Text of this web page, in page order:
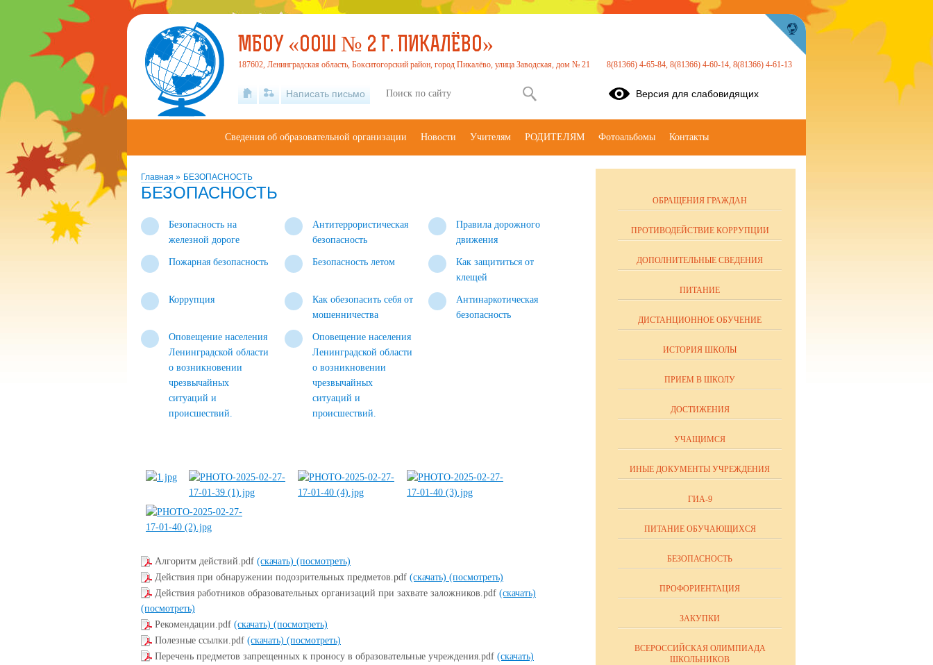
Главная » БЕЗОПАСНОСТЬ
БЕЗОПАСНОСТЬ
Безопасность на
железной дороге
Антитеррористическая
безопасность
Правила дорожного
движения
Пожарная безопасность Безопасность летом
Как защититься от
клещей
Коррупция
Как обезопасить себя от
мошенничества
Антинаркотическая
безопасность
Оповещение населения
Ленинградской области
о возникновении
чрезвычайных
ситуаций и
происшествий.
Оповещение населения
Ленинградской области
о возникновении
чрезвычайных
ситуаций и
происшествий.
Алгоритм действий.pdf (скачать) (посмотреть)
Действия при обнаружении подозрительных предметов.pdf (скачать) (посмотреть)
Действия работников образовательных организаций при захвате заложников.pdf (скачать)
(посмотреть)
Рекомендации.pdf (скачать) (посмотреть)
Полезные ссылки.pdf (скачать) (посмотреть)
Перечень предметов запрещенных к проносу в образовательные учреждения.pdf (скачать)
ОБРАЩЕНИЯ ГРАЖДАН
ПРОТИВОДЕЙСТВИЕ КОРРУПЦИИ
ДОПОЛНИТЕЛЬНЫЕ СВЕДЕНИЯ
ПИТАНИЕ
ДИСТАНЦИОННОЕ ОБУЧЕНИЕ
ИСТОРИЯ ШКОЛЫ
ПРИЕМ В ШКОЛУ
ДОСТИЖЕНИЯ
УЧАЩИМСЯ
ИНЫЕ ДОКУМЕНТЫ УЧРЕЖДЕНИЯ
ГИА-9
ПИТАНИЕ ОБУЧАЮЩИХСЯ
БЕЗОПАСНОСТЬ
ПРОФОРИЕНТАЦИЯ
ЗАКУПКИ
ВСЕРОССИЙСКАЯ ОЛИМПИАДА
ШКОЛЬНИКОВ
МБОУ «ООШ № 2 Г. ПИКАЛЁВО»
187602, Ленинградская область, Бокситогорский район, город Пикалёво, улица Заводская, дом № 21 8(81366) 4-65-84, 8(81366) 4-60-14, 8(81366) 4-61-13
Написать письмо Версия для слабовидящих
Сведения об образовательной организации Новости Учителям РОДИТЕЛЯМ Фотоальбомы Контакты